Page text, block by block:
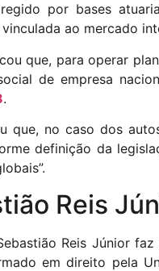
por bases
ao mercado
que, para operar
de empresa
.
que, no caso dos
definição da
Reis
Reis Júnior
em direito pela